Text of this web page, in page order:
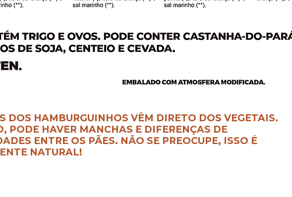
DOS HAMBURGUINHOS VÊM DIRETO DOS VEGETAIS.
PODE HAVER MANCHAS E DIFERENÇAS DE
ENTRE OS PÃES. NÃO SE PREOCUPE, ISSO É
NATURAL!